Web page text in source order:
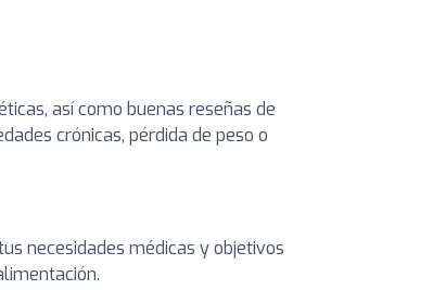
así como buenas reseñas de
crónicas, pérdida de peso o
necesidades médicas y objetivos